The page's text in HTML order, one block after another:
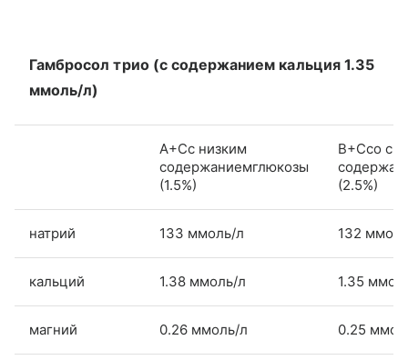
Гамбросол трио (с содержанием кальция 1.35
ммоль/л)
А+Сс низким
содержаниемглюкозы
(1.5%)
В+Ссо
(2.5%)
натрий 133 ммоль/л 132
кальций 1.38 ммоль/л 1.35
магний 0.26 ммоль/л 0.25